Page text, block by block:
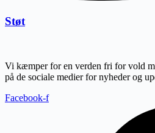
Støt
Vi kæmper for en verden fri for vold
på de sociale medier for nyheder og
Facebook-f